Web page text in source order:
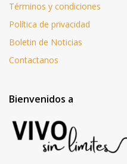
Términos y condiciones
Política de privacidad
Boletin de Noticias
Contactanos
Bienvenidos a